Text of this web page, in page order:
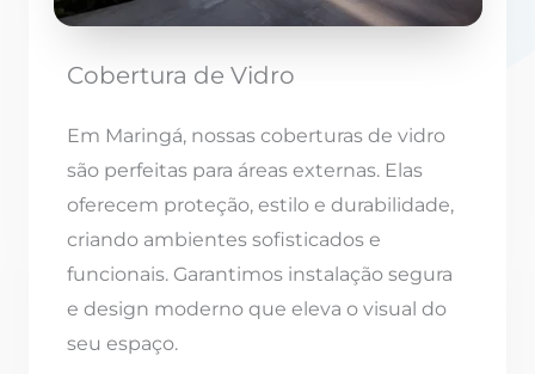
Cobertura de Vidro
Em Maringá, nossas coberturas de vidro
são perfeitas para áreas externas. Elas
oferecem proteção, estilo e durabilidade,
criando ambientes sofisticados e
funcionais. Garantimos instalação segura
e design moderno que eleva o visual do
seu espaço.